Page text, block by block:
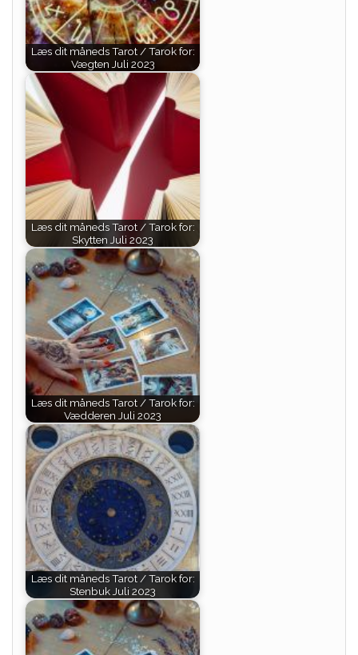
Læs dit måneds Tarot / Tarok for:
Vægten Juli 2023
Læs dit måneds Tarot / Tarok for:
Skytten Juli 2023
Læs dit måneds Tarot / Tarok for:
Vædderen Juli 2023
Læs dit måneds Tarot / Tarok for:
Stenbuk Juli 2023